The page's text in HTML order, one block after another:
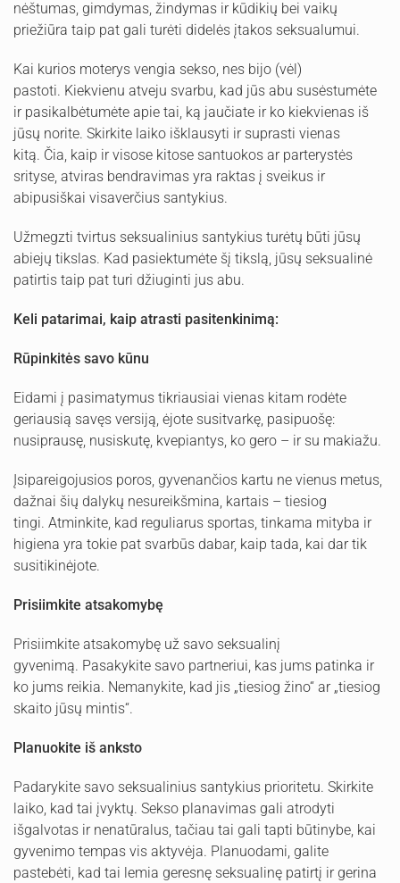
nėštumas, gimdymas, žindymas ir kūdikių bei vaikų
priežiūra taip pat gali turėti didelės įtakos seksualumui.
Kai kurios moterys vengia sekso, nes bijo (vėl)
pastoti. Kiekvienu atveju svarbu, kad jūs abu susėstumėte
ir pasikalbėtumėte apie tai, ką jaučiate ir ko kiekvienas iš
jūsų norite. Skirkite laiko išklausyti ir suprasti vienas
kitą. Čia, kaip ir visose kitose santuokos ar parterystės
srityse, atviras bendravimas yra raktas į sveikus ir
abipusiškai visaverčius santykius.
Užmegzti tvirtus seksualinius santykius turėtų būti jūsų
abiejų tikslas. Kad pasiektumėte šį tikslą, jūsų seksualinė
patirtis taip pat turi džiuginti jus abu.
Keli patarimai, kaip atrasti pasitenkinimą:
Rūpinkitės savo kūnu
Eidami į pasimatymus tikriausiai vienas kitam rodėte
geriausią savęs versiją, ėjote susitvarkę, pasipuošę:
nusiprausę, nusiskutę, kvepiantys, ko gero – ir su makiažu.
Įsipareigojusios poros, gyvenančios kartu ne vienus metus,
dažnai šių dalykų nesureikšmina, kartais – tiesiog
tingi. Atminkite, kad reguliarus sportas, tinkama mityba ir
higiena yra tokie pat svarbūs dabar, kaip tada, kai dar tik
susitikinėjote.
Prisiimkite atsakomybę
Prisiimkite atsakomybę už savo seksualinį
gyvenimą. Pasakykite savo partneriui, kas jums patinka ir
ko jums reikia. Nemanykite, kad jis „tiesiog žino“ ar „tiesiog
skaito jūsų mintis“.
Planuokite iš anksto
Padarykite savo seksualinius santykius prioritetu. Skirkite
laiko, kad tai įvyktų. Sekso planavimas gali atrodyti
išgalvotas ir nenatūralus, tačiau tai gali tapti būtinybe, kai
gyvenimo tempas vis aktyvėja. Planuodami, galite
pastebėti, kad tai lemia geresnę seksualinę patirtį ir gerina